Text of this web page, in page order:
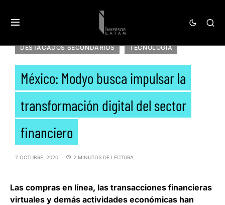
DESTACADOS SECUNDARIOS TECNOLOGÍA
México: Modyo busca impulsar la
transformación digital del sector
financiero
7 OCTUBRE, 2020 2 MINUTOS DE LECTURA
Las compras en línea, las transacciones financieras
virtuales y demás actividades económicas han